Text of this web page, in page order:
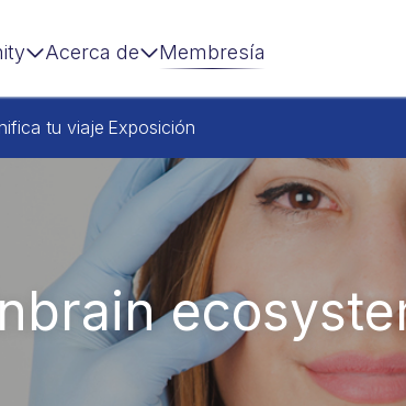
Acerca de Membresía
tu viaje Exposición